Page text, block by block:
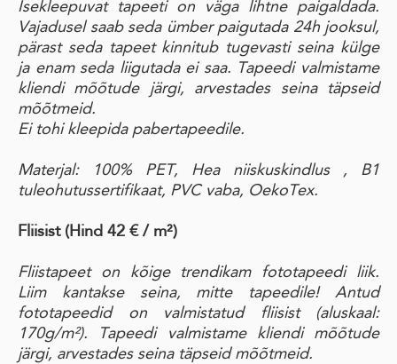
Isekleepuvat tapeeti on väga lihtne paigaldada.
Vajadusel saab seda ümber paigutada 24h jooksul,
pärast seda tapeet kinnitub tugevasti seina külge
ja enam seda liigutada ei saa. Tapeedi valmistame
kliendi mõõtude järgi, arvestades seina täpseid
mõõtmeid.
Ei tohi kleepida pabertapeedile.
Materjal: 100% PET, Hea niiskuskindlus , B1
tuleohutussertifikaat, PVC vaba, OekoTex.
Fliisist (Hind 42 € / m²)
Fliistapeet on kõige trendikam fototapeedi liik.
Liim kantakse seina, mitte tapeedile! Antud
fototapeedid on valmistatud fliisist (aluskaal:
170g/m²). Tapeedi valmistame kliendi mõõtude
järgi, arvestades seina täpseid mõõtmeid.